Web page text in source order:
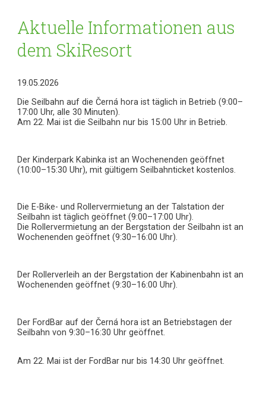
Aktuelle Informationen aus
dem SkiResort
19.05.2026
Die Seilbahn auf die Černá hora ist täglich in Betrieb (9:00–
17:00 Uhr, alle 30 Minuten).
Am 22. Mai ist die Seilbahn nur bis 15:00 Uhr in Betrieb.
Der Kinderpark Kabinka ist an Wochenenden geöffnet
(10:00–15:30 Uhr), mit gültigem Seilbahnticket kostenlos.
Die E-Bike- und Rollervermietung an der Talstation der
Seilbahn ist täglich geöffnet (9:00–17:00 Uhr).
Die Rollervermietung an der Bergstation der Seilbahn ist an
Wochenenden geöffnet (9:30–16:00 Uhr).
Der Rollerverleih an der Bergstation der Kabinenbahn ist an
Wochenenden geöffnet (9:30–16:00 Uhr).
Der FordBar auf der Černá hora ist an Betriebstagen der
Seilbahn von 9:30–16:30 Uhr geöffnet.
Am 22. Mai ist der FordBar nur bis 14:30 Uhr geöffnet.